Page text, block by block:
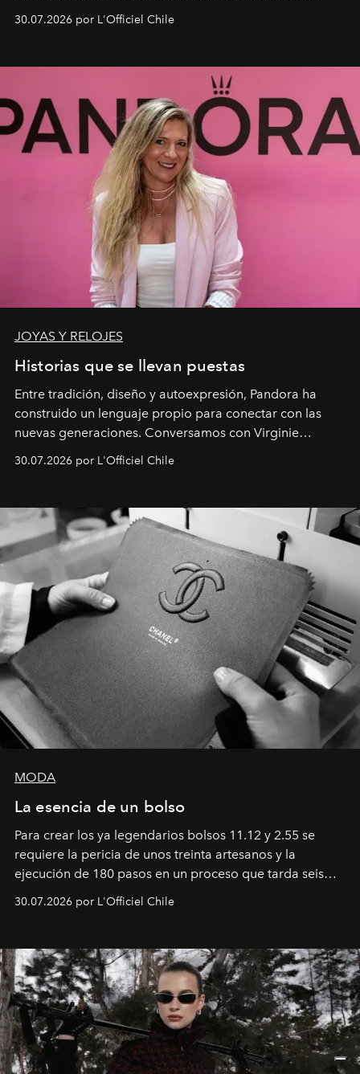
30.07.2026 por L'Officiel Chile
JOYAS Y RELOJES
Historias que se llevan puestas
Entre tradición, diseño y autoexpresión, Pandora ha
construido un lenguaje propio para conectar con las
nuevas generaciones. Conversamos con Virginie
Latinoamérica, sobre identidad, cultura y el valor
30.07.2026 por L'Officiel Chile
MODA
La esencia de un bolso
Para crear los ya legendarios bolsos 11.12 y 2.55 se
requiere la pericia de unos treinta artesanos y la
ejecución de 180 pasos en un proceso que tarda seis
que se enseña solamente en la escuela de formación de
30.07.2026 por L'Officiel Chile